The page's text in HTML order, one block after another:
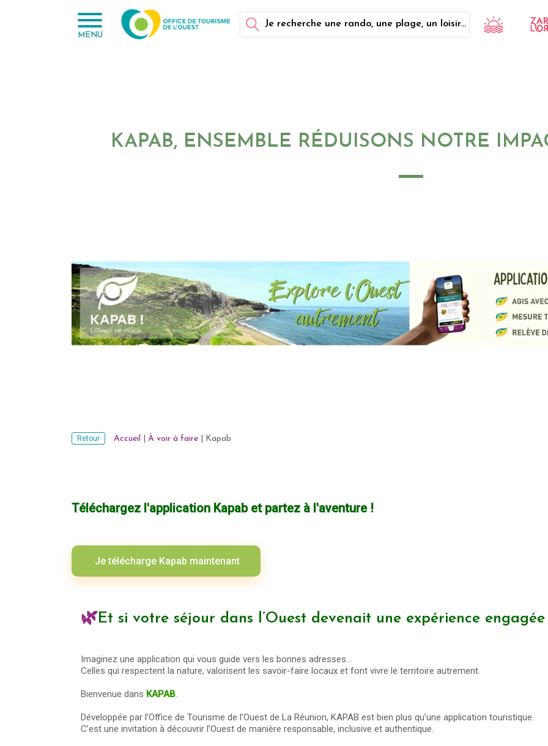
MENU
Je recherche une rando, une plage, un loisir...
KAPAB, ENSEMBLE RÉDUISONS NOTRE
Retour Accueil À voir à faire Kapab
Téléchargez l'application Kapab et partez à l'aventure !
Je télécharge Kapab maintenant
🌿Et si votre séjour dans l’Ouest devenait une expérience engagée
Imaginez une application qui vous guide vers les bonnes adresses…
Celles qui respectent la nature, valorisent les savoir-faire locaux et font vivre le territoire autrement.
Bienvenue dans KAPAB.
Développée par l’Office de Tourisme de l’Ouest de La Réunion, KAPAB est bien plus qu’une application touristique.
C’est une invitation à découvrir l’Ouest de manière responsable, inclusive et authentique.